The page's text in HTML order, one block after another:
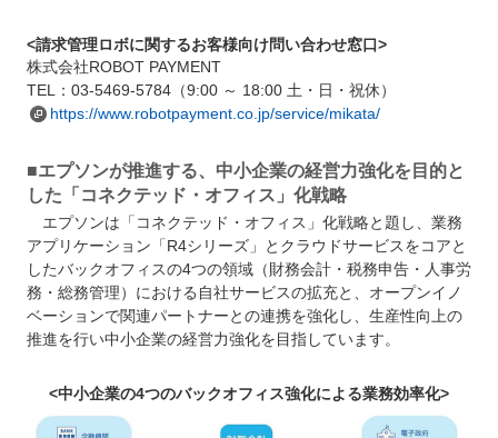
<請求管理ロボに関するお客様向け問い合わせ窓口>
株式会社ROBOT PAYMENT
TEL：03-5469-5784（9:00 ～ 18:00 土・日・祝休）
https://www.robotpayment.co.jp/service/mikata/
■エプソンが推進する、中小企業の経営力強化を目的と
した「コネクテッド・オフィス」化戦略
エプソンは「コネクテッド・オフィス」化戦略と題し、業務
アプリケーション「R4シリーズ」とクラウドサービスをコアと
したバックオフィスの4つの領域（財務会計・税務申告・人事労
務・総務管理）における自社サービスの拡充と、オープンイノ
ベーションで関連パートナーとの連携を強化し、生産性向上の
推進を行い中小企業の経営力強化を目指しています。
<中小企業の4つのバックオフィス強化による業務効率化>